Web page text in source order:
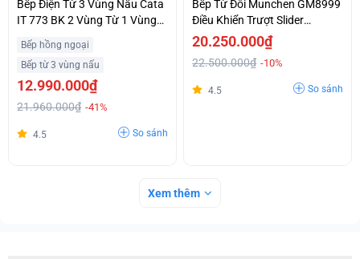
Bếp Điện Từ 3 Vùng Nấu Cata
IT 773 BK 2 Vùng Từ 1 Vùng
Điện Giá Ưu Đãi
Bếp hồng ngoại
Bếp từ 3 vùng nấu
12.990.000₫
21.960.000₫ -41%
4.5 So sánh
Bếp Từ Đôi Munchen GM8999
Điều Khiển Trượt Slider
Control Siêu Ưu Đãi
20.250.000₫
22.500.000₫ -10%
4.5 So sánh
Xem thêm